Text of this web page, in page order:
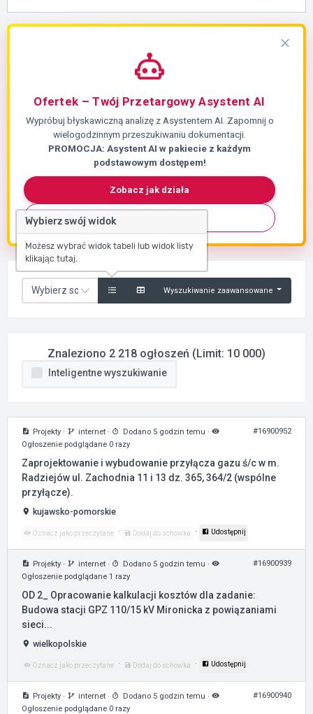
Ofertek – Twój Przetargowy Asystent AI
Wypróbuj błyskawiczną analizę z Asystentem AI. Zapomnij o
wielogodzinnym przeszukiwaniu dokumentacji.
PROMOCJA: Asystent AI w pakiecie z każdym
podstawowym dostępem!
Zobacz jak działa
Wyszukiwanie zaawansowane
Znaleziono 2 218 ogłoszeń (Limit: 10 000)
Inteligentne wyszukiwanie
Projekty · internet · Dodano 5 godzin temu ·
Ogłoszenie podglądane 0 razy
#16900952
Zaprojektowanie i wybudowanie przyłącza gazu ś/c w m.
Radziejów ul. Zachodnia 11 i 13 dz. 365, 364/2 (wspólne
przyłącze).
kujawsko-pomorskie
Oznacz jako przeczytane · Dodaj do schowka · Udostępnij
Projekty · internet · Dodano 5 godzin temu ·
Ogłoszenie podglądane 1 razy
#16900939
OD 2_ Opracowanie kalkulacji kosztów dla zadanie:
Budowa stacji GPZ 110/15 kV Mironicka z powiązaniami
sieci...
wielkopolskie
Oznacz jako przeczytane · Dodaj do schowka · Udostępnij
Projekty · internet · Dodano 5 godzin temu ·
Ogłoszenie podglądane 0 razy
#16900940
Wybierz swój widok
Możesz wybrać widok tabeli lub widok listy
klikając tutaj.